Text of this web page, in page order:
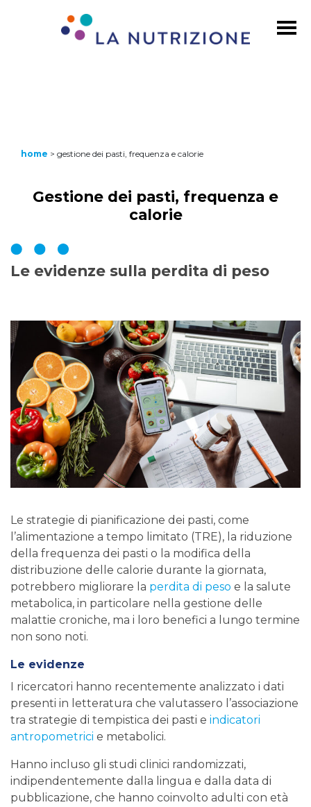
home > gestione dei pasti, frequenza e calorie
Gestione dei pasti, frequenza e
calorie
Le evidenze sulla perdita di peso
Le strategie di pianificazione dei pasti, come
l’alimentazione a tempo limitato (TRE), la riduzione
della frequenza dei pasti o la modifica della
distribuzione delle calorie durante la giornata,
potrebbero migliorare la perdita di peso e la salute
metabolica, in particolare nella gestione delle
malattie croniche, ma i loro benefici a lungo termine
non sono noti.
Le evidenze
I ricercatori hanno recentemente analizzato i dati
presenti in letteratura che valutassero l’associazione
tra strategie di tempistica dei pasti e indicatori
antropometrici e metabolici.
Hanno incluso gli studi clinici randomizzati,
indipendentemente dalla lingua e dalla data di
pubblicazione, che hanno coinvolto adulti con età